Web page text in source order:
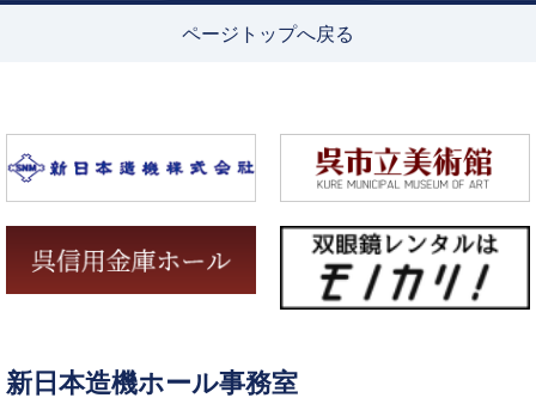
ページトップへ戻る
新日本造機ホール事務室